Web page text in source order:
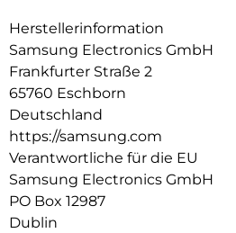
Herstellerinformation
Samsung Electronics GmbH
Frankfurter Straße 2
65760 Eschborn
Deutschland
https://samsung.com
Verantwortliche für die EU
Samsung Electronics GmbH
PO Box 12987
Dublin